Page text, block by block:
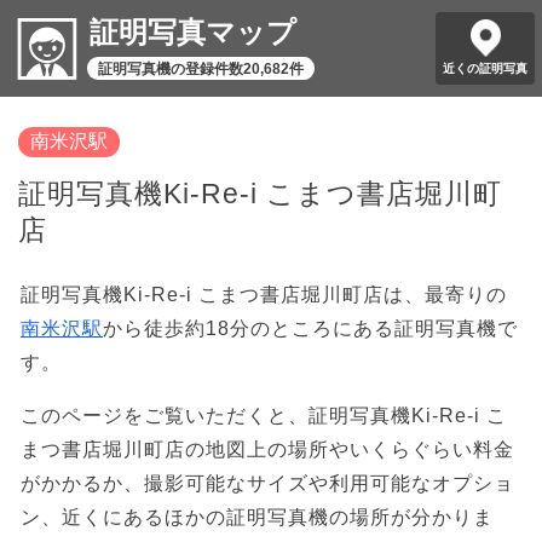
証明写真マップ
証明写真機の登録件数20,682件 近くの証明写真
南米沢駅
証明写真機Ki-Re-i こまつ書店堀川町
店
証明写真機Ki-Re-i こまつ書店堀川町店は、最寄りの
南米沢駅から徒歩約18分のところにある証明写真機で
す。
このページをご覧いただくと、証明写真機Ki-Re-i こ
まつ書店堀川町店の地図上の場所やいくらぐらい料金
がかかるか、撮影可能なサイズや利用可能なオプショ
ン、近くにあるほかの証明写真機の場所が分かりま